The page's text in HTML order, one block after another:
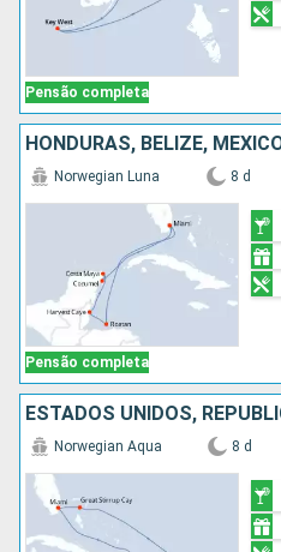
Pensão completa
Pensão completa
Norwegian Luna 8 d
Norwegian Aqua 8 d